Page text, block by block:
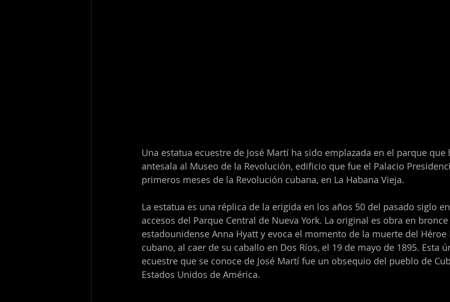
Una estatua ecuestre de José Martí ha sido emplazada en el parque que
antesala al Museo de la Revolución, edificio que fue el Palacio
primeros meses de la Revolución cubana, en La Habana Vieja.
La estatua es una réplica de la erigida en los años 50 del pasado siglo
accesos del Parque Central de Nueva York. La original es obra en
estadounidense Anna Hyatt y evoca el momento de la muerte del Héroe
cubano, al caer de su caballo en Dos Ríos, el 19 de mayo de 1895. Esta
ecuestre que se conoce de José Martí fue un obsequio del pueblo de
Estados Unidos de América.